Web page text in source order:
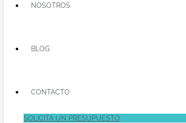
NOSOTROS
BLOG
CONTACTO
SOLICITA UN PRESUPUESTO